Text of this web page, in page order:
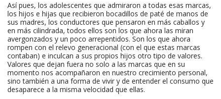
Así pues, los adolescentes que admiraron a todas esas marcas,
los hijos e hijas que recibieron bocadillos de paté de manos de
sus madres, los conductores que pensaron en más caballos y
en más cilindrada, todos ellos son los que ahora las miran
avergonzados y un poco arrepentidos. Son los que ahora
rompen con el relevo generacional (con el que estas marcas
contaban) e inculcan a sus propios hijos otro tipo de valores.
Valores que dejan fuera no solo a las marcas que en su
momento nos acompañaron en nuestro crecimiento personal,
sino también a una forma de vivir y de entender el consumo que
desaparece a la misma velocidad que ellas.